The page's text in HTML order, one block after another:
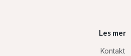
Les mer
Kontakt